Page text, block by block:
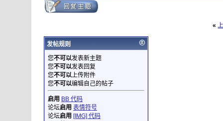
«
发帖规则
您不可以发表新主题
您不可以发表回复
您不可以上传附件
您不可以编辑自己的帖子
启用 BB 代码
论坛启用 表情符号
论坛启用 [IMG] 代码